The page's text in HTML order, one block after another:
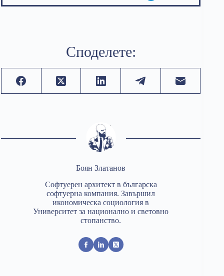
Споделете:
Боян Златанов
Софтуерен архитект в българска
софтуерна компания. Завършил
икономическа социология в
Университет за национално и световно
стопанство.